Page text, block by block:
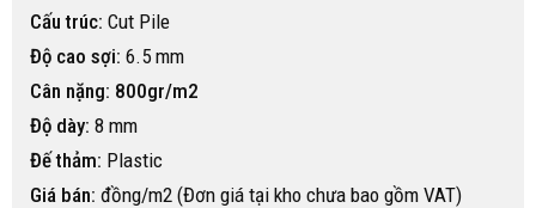
Cấu trúc: Cut Pile
Độ cao sợi: 6.5 mm
Cân nặng: 800gr/m2
Độ dày: 8 mm
Đế thảm: Plastic
Giá bán: đồng/m2 (Đơn giá tại kho chưa bao gồm VAT)